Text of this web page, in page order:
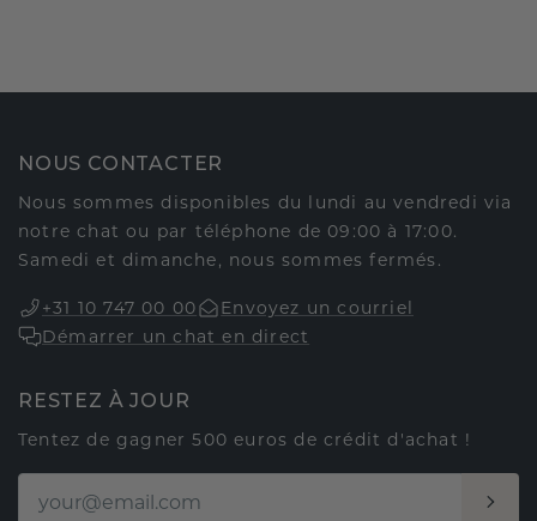
NOUS CONTACTER
Nous sommes disponibles du lundi au vendredi via
notre chat ou par téléphone de 09:00 à 17:00.
Samedi et dimanche, nous sommes fermés.
+31 10 747 00 00
Envoyez un courriel
Démarrer un chat en direct
RESTEZ À JOUR
Tentez de gagner 500 euros de crédit d'achat !